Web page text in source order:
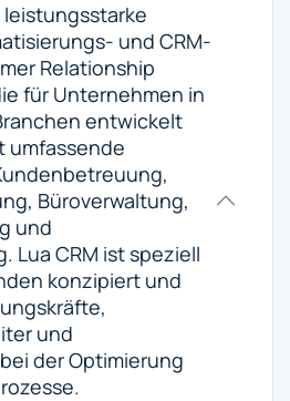
leistungsstarke
und CRM-
Relationship
für Unternehmen in
entwickelt
umfassende
Büroverwaltung,
und
Lua CRM ist speziell
konzipiert und
und
der Optimierung